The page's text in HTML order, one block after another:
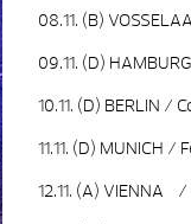
08.11. (B)
09.11. (D)
10.11. (D) BERLIN /
11.11. (D) MUNICH
12.11. (A) VIENNA /